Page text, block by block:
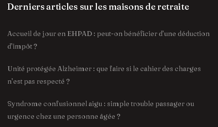
Derniers articles sur les maisons de retraite
Accueil de jour en EHPAD : peut-on bénéficier d’une déduction
d’impôt ?
Unité protégée Alzheimer : que faire si le cahier des charges
n’est pas respecté ?
Syndrome confusionnel aigu : simple trouble passager ou
urgence chez une personne âgée ?